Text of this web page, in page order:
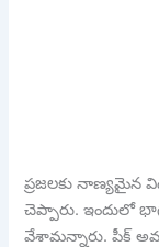
ప్ర‌జ‌ల‌కు నాణ్య‌మైన
చెప్పారు. ఇందులో
వేశామ‌న్నారు. పీక్